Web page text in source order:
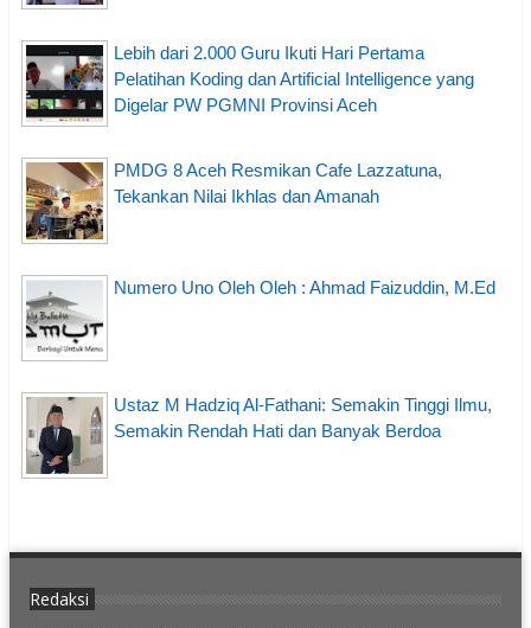
Lebih dari 2.000 Guru Ikuti Hari Pertama
Pelatihan Koding dan Artificial Intelligence yang
Digelar PW PGMNI Provinsi Aceh
PMDG 8 Aceh Resmikan Cafe Lazzatuna,
Tekankan Nilai Ikhlas dan Amanah
Numero Uno Oleh Oleh : Ahmad Faizuddin, M.Ed
Ustaz M Hadziq Al-Fathani: Semakin Tinggi Ilmu,
Semakin Rendah Hati dan Banyak Berdoa
Redaksi